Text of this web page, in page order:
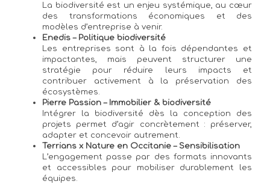
La biodiversité est un enjeu systémique, au cœur
des transformations économiques et des
modèles d’entreprise à venir.
Enedis – Politique biodiversité
Les entreprises sont à la fois dépendantes et
impactantes, mais peuvent structurer une
stratégie pour réduire leurs impacts et
contribuer activement à la préservation des
écosystèmes.
Pierre Passion – Immobilier & biodiversité
Intégrer la biodiversité dès la conception des
projets permet d’agir concrètement : préserver,
adapter et concevoir autrement.
Terrians x Nature en Occitanie – Sensibilisation
L’engagement passe par des formats innovants
et accessibles pour mobiliser durablement les
équipes.